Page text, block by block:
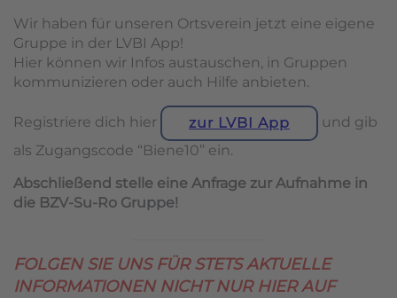
Wir haben für unseren Ortsverein jetzt eine eigene
Gruppe in der LVBI App!
Hier können wir Infos austauschen, in Gruppen
kommunizieren oder auch Hilfe anbieten.
Registriere dich hier zur LVBI App
und gib
als Zugangscode “Biene10” ein.
Abschließend stelle eine Anfrage zur Aufnahme in
die BZV-Su-Ro Gruppe!
FOLGEN SIE UNS FÜR STETS AKTUELLE
INFORMATIONEN NICHT NUR HIER AUF